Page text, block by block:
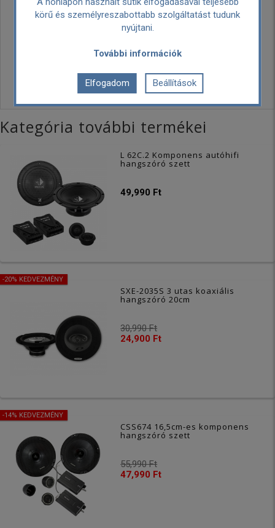
méret:
Ingyenes
Kategória további termékei
L 62C.2 Komponens autóhifi
hangszóró szett
49,990 Ft
-20% KEDVEZMÉNY
SXE-2035S 3 utas koaxiális
hangszóró 20cm
30,990 Ft
24,900 Ft
-14% KEDVEZMÉNY
CSS674 16,5cm-es komponens
hangszóró szett
55,990 Ft
47,990 Ft
körű és személyreszabottabb szolgáltatást tudunk
nyújtani.
További információk
Elfogadom Beállítások